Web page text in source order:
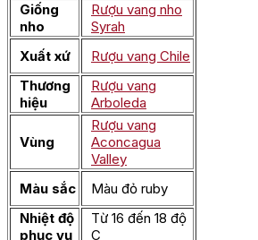
Giống
nho
Rượu vang nho
Syrah
Xuất xứ
Rượu vang Chile
Thương
hiệu
Rượu vang
Arboleda
Vùng
Rượu vang
Aconcagua
Valley
Màu sắc
Màu đỏ ruby
Nhiệt độ
phục vụ
Từ 16 đến 18 độ
C